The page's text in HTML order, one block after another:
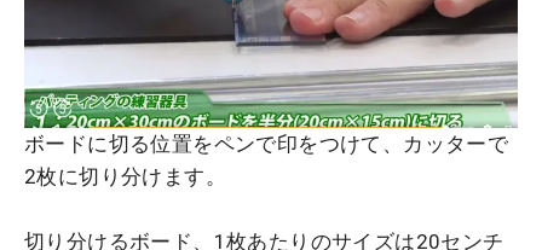
ボードに切る位置をペンで印をつけて、カッターで
2枚に切り分けます。
切り分けるボード、1枚あたりのサイズは20センチ